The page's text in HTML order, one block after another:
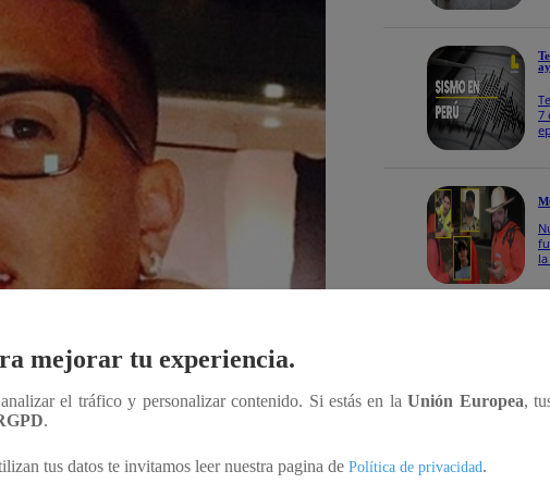
Compartir
Te
7
mejorar tu experiencia.
el tráfico y personalizar contenido. Si estás en laUnión Europea,
.
tus datos te invitamos leer nuestra pagina de Política de privacidad.